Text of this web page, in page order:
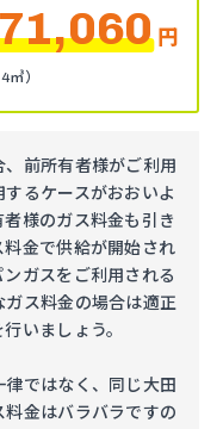
円
㎥）
前所有者様がご利用
るケースがおおいよ
様のガス料金も引き
金で供給が開始され
ガスをご利用される
ス料金の場合は適正
いましょう。
ではなく、同じ大田
金はバラバラですの